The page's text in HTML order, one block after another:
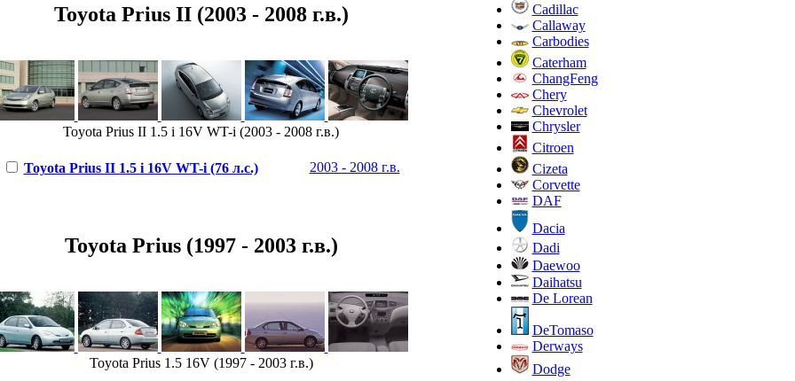
Toyota Prius II (2003 - 2008 г.в.)
Toyota Prius II 1.5 i 16V WT-i (2003 - 2008 г.в.)
Toyota Prius II 1.5 i 16V WT-i (76 л.с.) 2003 - 2008 г.в.
Toyota Prius (1997 - 2003 г.в.)
Toyota Prius 1.5 16V (1997 - 2003 г.в.)
Cadillac
Callaway
Carbodies
Caterham
ChangFeng
Chery
Chevrolet
Chrysler
Citroen
Cizeta
Corvette
DAF
Dacia
Dadi
Daewoo
Daihatsu
De Lorean
DeTomaso
Derways
Dodge